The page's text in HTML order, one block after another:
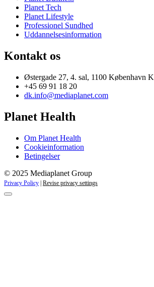
Planet Tech
Planet Lifestyle
Professionel Sundhed
Uddannelsesinformation
Kontakt os
Østergade 27, 4. sal, 1100 København K
+45 69 91 18 20
dk.info@mediaplanet.com
Planet Health
Om Planet Health
Cookieinformation
Betingelser
© 2025 Mediaplanet Group
Privacy Policy | Revise privacy settings